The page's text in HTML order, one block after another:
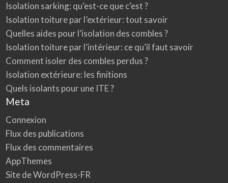
Isolation sarking: qu’est-ce que c’est ?
Isolation toiture par l’extérieur: tout savoir
Quelles aides pour l’isolation des combles ?
Isolation toiture par l’intérieur: ce qu’il faut savoir
Comment isoler des combles perdus ?
Isolation extérieure: les finitions
Quels isolants pour une ITE ?
Meta
Connexion
Flux des publications
Flux des commentaires
AppThemes
Site de WordPress-FR